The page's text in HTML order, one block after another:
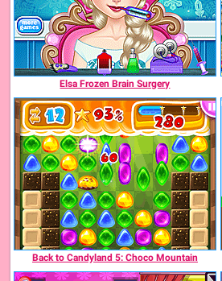
Elsa Frozen Brain Surgery
Back to Candyland 5: Choco Mountain